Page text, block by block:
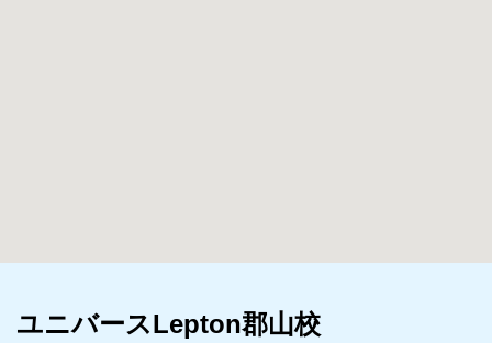
ユニバースLepton郡山校